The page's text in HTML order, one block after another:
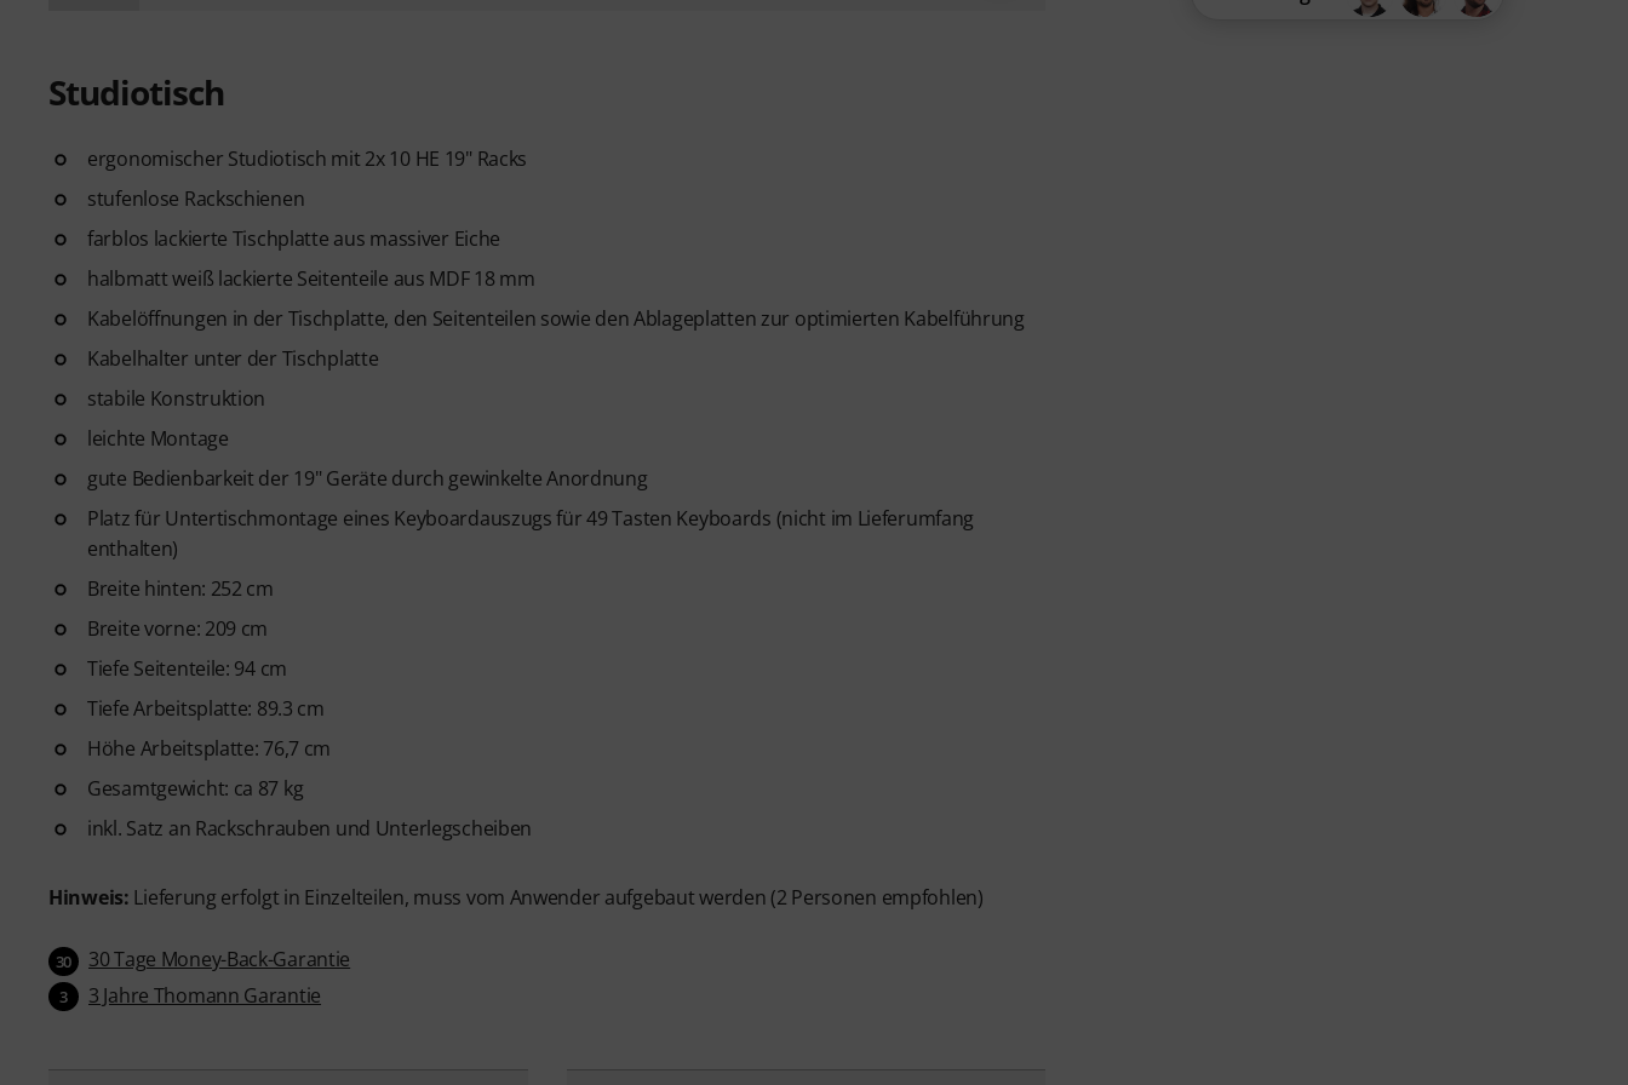
Studiotisch
ergonomischer Studiotisch mit 2x 10 HE 19" Racks
stufenlose Rackschienen
farblos lackierte Tischplatte aus massiver Eiche
halbmatt weiß lackierte Seitenteile aus MDF 18 mm
Kabelöffnungen in der Tischplatte, den Seitenteilen sowie den Ablageplatten zur optimierten Kabelführung
Kabelhalter unter der Tischplatte
stabile Konstruktion
leichte Montage
gute Bedienbarkeit der 19" Geräte durch gewinkelte Anordnung
Platz für Untertischmontage eines Keyboardauszugs für 49 Tasten Keyboards (nicht im Lieferumfang
enthalten)
Breite hinten: 252 cm
Breite vorne: 209 cm
Tiefe Seitenteile: 94 cm
Tiefe Arbeitsplatte: 89.3 cm
Höhe Arbeitsplatte: 76,7 cm
Gesamtgewicht: ca 87 kg
inkl. Satz an Rackschrauben und Unterlegscheiben
Hinweis: Lieferung erfolgt in Einzelteilen, muss vom Anwender aufgebaut werden (2 Personen empfohlen)
30 30 Tage Money-Back-Garantie
3 3 Jahre Thomann Garantie